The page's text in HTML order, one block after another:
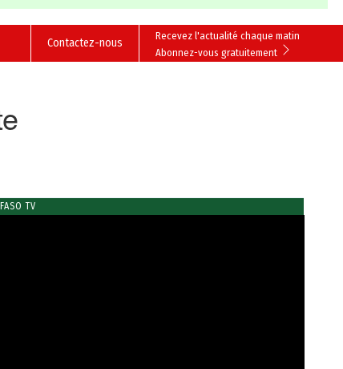
Recevez l'actualité chaque matin
Abonnez-vous gratuitement
Contactez-nous
TV